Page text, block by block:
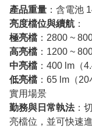
產品重量 ：含電池
亮度檔位與續航 ：
極亮檔 ：2800 ~
高亮檔 ：1200 ~
中亮檔 ：400 lm（
低亮檔 ：65 lm（20
實用場景
勤務與日常執法：
亮檔位，並可快速